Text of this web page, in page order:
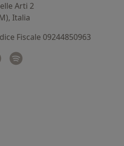
Arti 2
Italia
Fiscale 09244850963
nuova scheda
in una nuova scheda
Linkedin
si apre in una nuova scheda